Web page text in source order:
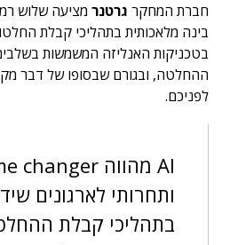
חברת המחקר גרטנר מציעה שלוש
בינה מלאכותית בתהליכי קבלת
בטכניקות האנליזה המשמשות
ההחלטה, ובגורם שבסופו של דבר
לפניכם.
ותחרותי לארגונים
בתהליכי קבלת